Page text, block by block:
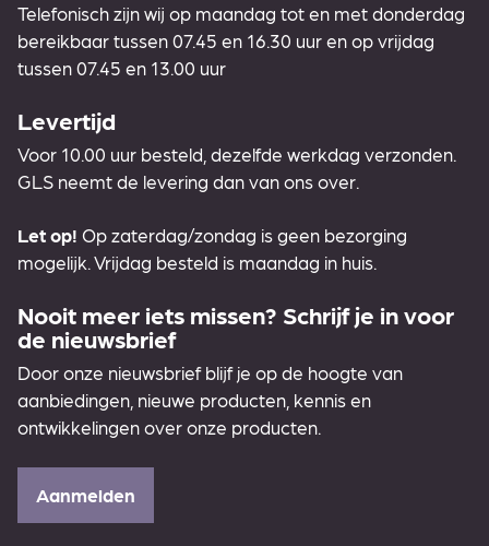
Telefonisch zijn wij op maandag tot en met donderdag
bereikbaar tussen 07.45 en 16.30 uur en op vrijdag
tussen 07.45 en 13.00 uur
Levertijd
Voor 10.00 uur besteld, dezelfde werkdag verzonden.
GLS neemt de levering dan van ons over.
Let op! Op zaterdag/zondag is geen bezorging
mogelijk. Vrijdag besteld is maandag in huis.
Nooit meer iets missen? Schrijf je in voor
de nieuwsbrief
Door onze nieuwsbrief blijf je op de hoogte van
aanbiedingen, nieuwe producten, kennis en
ontwikkelingen over onze producten.
Aanmelden